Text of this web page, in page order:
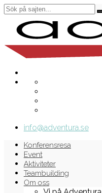
info@adventura.se
Konferensresa
Event
Aktiviteter
Teambuilding
Om oss